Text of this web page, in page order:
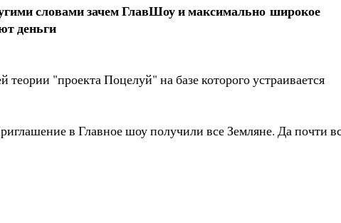
словами зачем ГлавШоу и максимально широкое
деньги
"проекта Поцелуй" на базе которого устраивается
в Главное шоу получили все Земляне. Да почти